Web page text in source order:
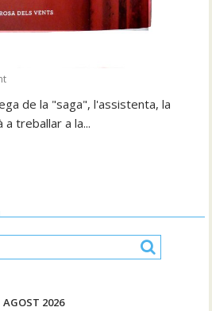
de la "saga", l'assistenta, la
treballar a la...
AGOST 2026